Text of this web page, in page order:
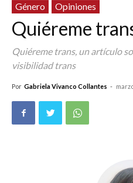
Género Opiniones
Quiéreme
Quiéreme trans, un artículo
visibilidad trans
Por Gabriela Vivanco Collantes -